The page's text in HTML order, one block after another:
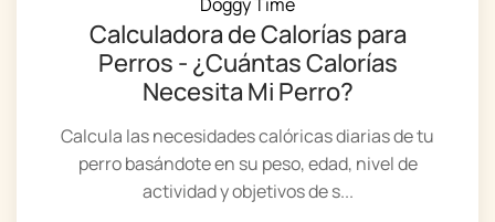
Doggy Time
Calculadora de Calorías para
Perros - ¿Cuántas Calorías
Necesita Mi Perro?
Calcula las necesidades calóricas diarias de tu
perro basándote en su peso, edad, nivel de
actividad y objetivos de s...